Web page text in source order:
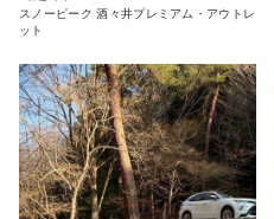
スノーピーク 酒々井プレミアム・アウトレ
ット